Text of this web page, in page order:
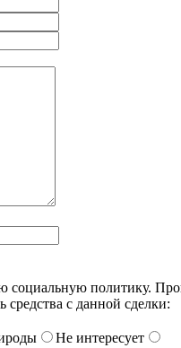
политику.
с данной сделки:
Не интересует